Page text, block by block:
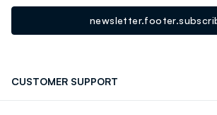
CUSTOMER SUPPORT